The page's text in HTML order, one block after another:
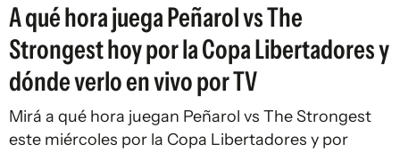
A qué hora juega Peñarol vs The
Strongest hoy por la Copa Libertadores y
dónde verlo en vivo por TV
Mirá a qué hora juegan Peñarol vs The Strongest
este miércoles por la Copa Libertadores y por